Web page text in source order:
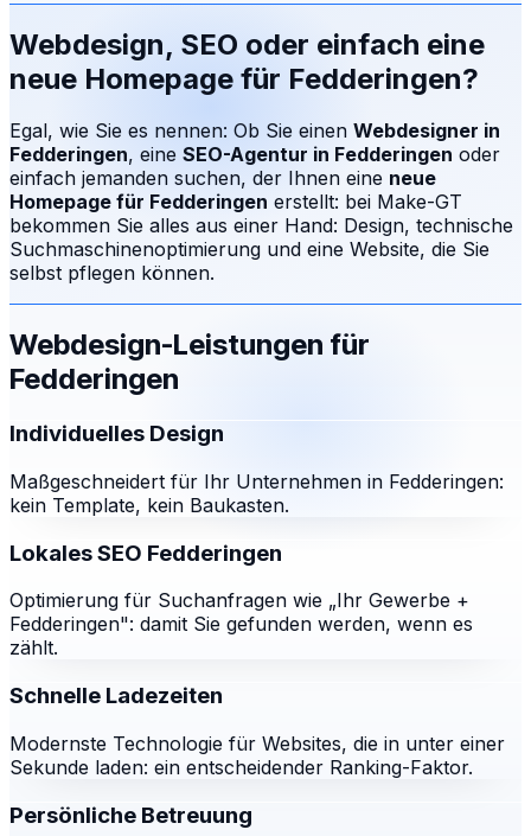
Webdesign, SEO oder einfach eine
neue Homepage für Fedderingen?
Egal, wie Sie es nennen: Ob Sie einen Webdesigner in
Fedderingen, eine SEO-Agentur in Fedderingen oder
einfach jemanden suchen, der Ihnen eine neue
Homepage für Fedderingen erstellt: bei Make-GT
bekommen Sie alles aus einer Hand: Design, technische
Suchmaschinenoptimierung und eine Website, die Sie
selbst pflegen können.
Webdesign-Leistungen für
Fedderingen
Individuelles Design
Maßgeschneidert für Ihr Unternehmen in Fedderingen:
kein Template, kein Baukasten.
Lokales SEO Fedderingen
Optimierung für Suchanfragen wie „Ihr Gewerbe +
Fedderingen": damit Sie gefunden werden, wenn es
zählt.
Schnelle Ladezeiten
Modernste Technologie für Websites, die in unter einer
Sekunde laden: ein entscheidender Ranking-Faktor.
Persönliche Betreuung